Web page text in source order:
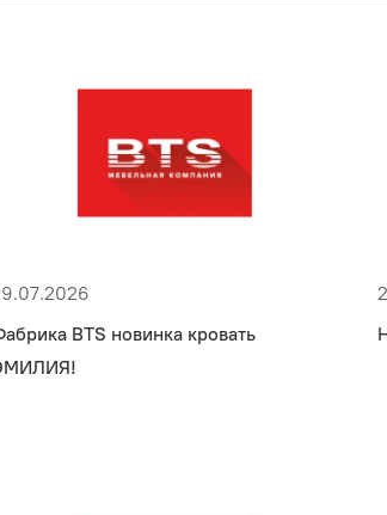
BTS новинка кровать